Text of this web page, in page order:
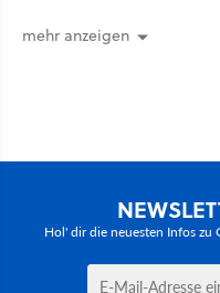
mehr anzeigen
Hol' dir die neuesten Infos zu